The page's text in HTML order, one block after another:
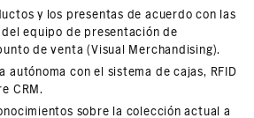
y los presentas de acuerdo con las
equipo de presentación de
de venta (Visual Merchandising).
autónoma con el sistema de cajas, RFID
CRM.
sobre la colección actual a